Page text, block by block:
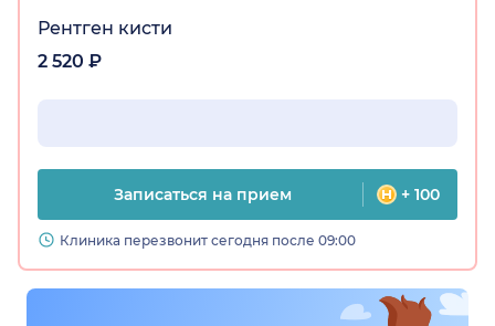
Рентген кисти
2 520 ₽
Записаться на прием + 100
Клиника перезвонит сегодня после 09:00